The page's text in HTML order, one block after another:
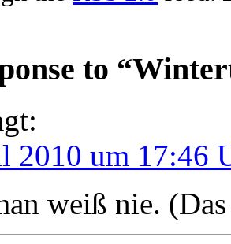
to
2010 um 17:46
weiß nie.